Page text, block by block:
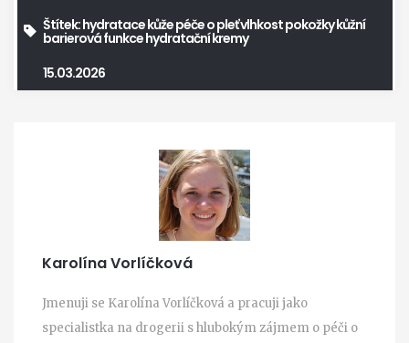
Štítek:hydratace kůžepéče o pleťvlhkost pokožkykůžní
barierová funkcehydratační kremy
15.03.2026
Karolína Vorlíčková
Jmenuji se Karolína Vorlíčková a pracuji jako
specialistka na drogerii s hlubokým zájmem o péči o